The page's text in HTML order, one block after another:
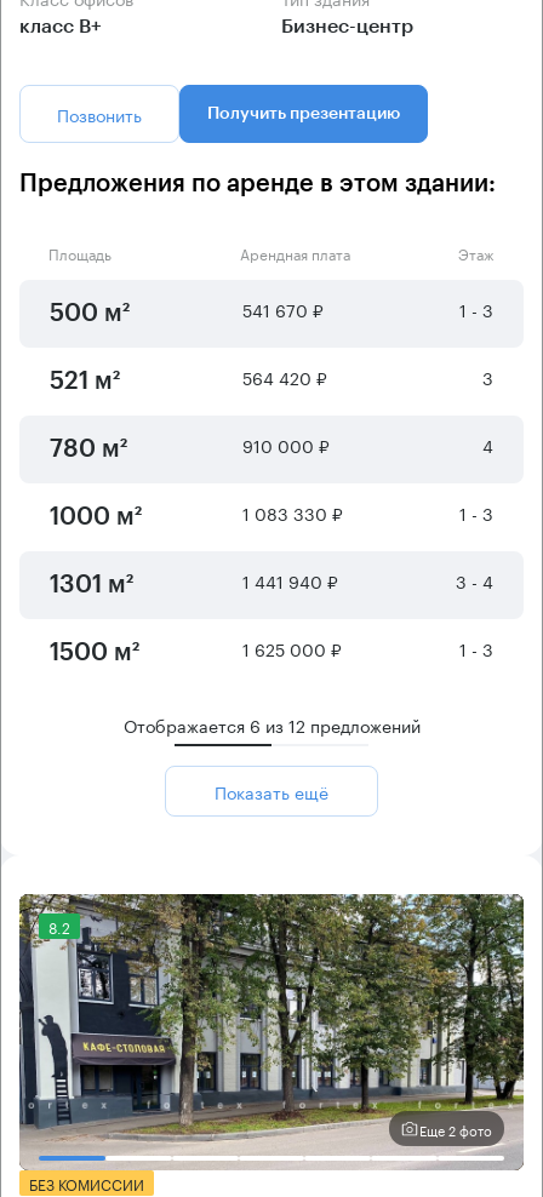
класс B+ Бизнес-центр
Позвонить Получить презентацию
Предложения по аренде в этом здании:
Площадь Арендная плата Этаж
500 м² 541 670 ₽ 1 - 3
521 м² 564 420 ₽ 3
780 м² 910 000 ₽ 4
1000 м² 1 083 330 ₽ 1 - 3
1301 м² 1 441 940 ₽ 3 - 4
1500 м² 1 625 000 ₽ 1 - 3
Отображается 6 из12 предложений
Показать ещё
8.2
Еще 2 фото
БЕЗ КОМИССИИ